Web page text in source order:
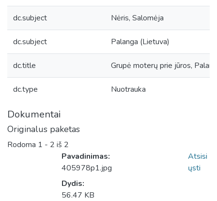
dc.subject Nėris, Salomėja
dc.subject Palanga (Lietuva)
dc.title Grupė moterų prie jūros,
dc.type Nuotrauka
Dokumentai
Originalus paketas
Rodoma 1 - 2 iš 2
Pavadinimas:
405978p1.jpg
Dydis:
56.47 KB
Atsisi
ųsti